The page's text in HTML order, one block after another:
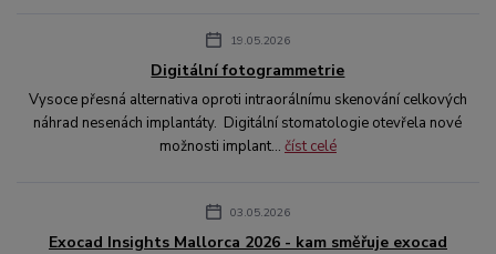
19.05.2026
Digitální fotogrammetrie
Vysoce přesná alternativa oproti intraorálnímu skenování celkových
náhrad nesenách implantáty. Digitální stomatologie otevřela nové
možnosti implant... číst celé
03.05.2026
Exocad Insights Mallorca 2026 - kam směřuje exocad